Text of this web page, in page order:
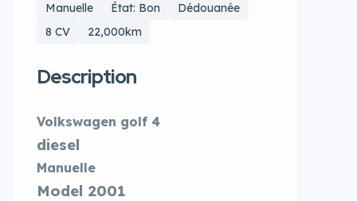
Manuelle
État: Bon
Dédouanée
8 CV
22,000km
Description
Volkswagen golf 4
diesel
Manuelle
Model 2001